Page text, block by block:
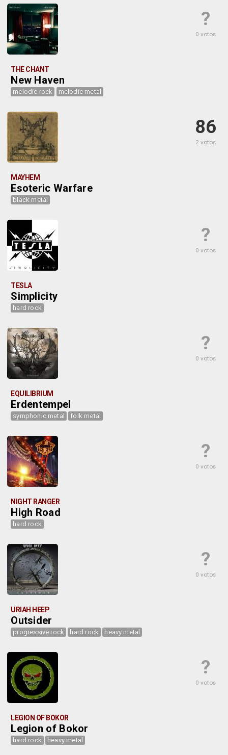
?
0 votos
THE CHANT
New Haven
melodic rock melodic metal
86
2 votos
MAYHEM
Esoteric Warfare
black metal
?
0 votos
TESLA
Simplicity
hard rock
?
0 votos
EQUILIBRIUM
Erdentempel
symphonic metal folk metal
?
0 votos
NIGHT RANGER
High Road
hard rock
?
0 votos
URIAH HEEP
Outsider
progressive rock hard rock heavy metal
?
0 votos
LEGION OF BOKOR
Legion of Bokor
hard rock heavy metal